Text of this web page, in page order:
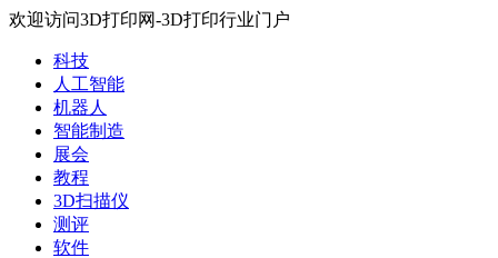
欢迎访问3D打印网-3D打印行业门户
科技
人工智能
机器人
智能制造
展会
教程
3D扫描仪
测评
软件